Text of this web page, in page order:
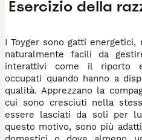
I Toyger sono gatti energetici,
naturalmente facili da
interattivi come il riporto
occupati quando hanno a
qualità. Apprezzano la
cui sono cresciuti nella
essere lasciati da soli per
questo motivo, sono più